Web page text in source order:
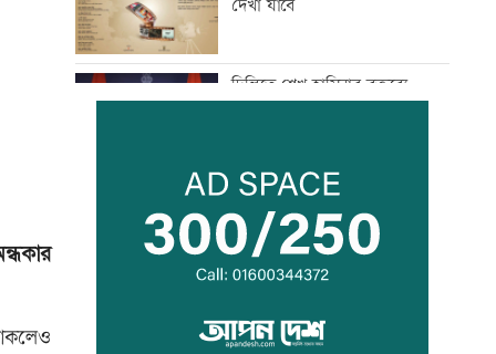
দেখা যাবে
দিল্লিতে শেখ হাসিনার বক্তব্যে
দেশে ফিরলেন আরও ৩৪০ লিবিয়া
প্রবাসী
নিতে হবে: প্রতিমন্ত্রী নুর